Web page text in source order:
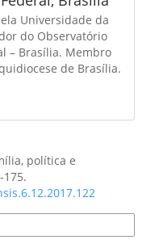
Universidade da
do Observatório
– Brasília. Membro
de Brasília.
política e
175.